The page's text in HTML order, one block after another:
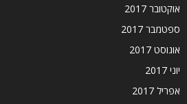
אוקטובר 2017
ספטמבר 2017
אוגוסט 2017
יוני 2017
אפריל 2017